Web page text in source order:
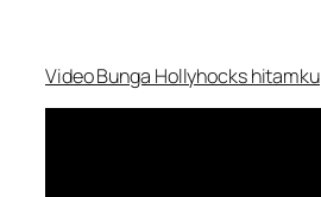
Video Bunga Hollyhocks hitamku